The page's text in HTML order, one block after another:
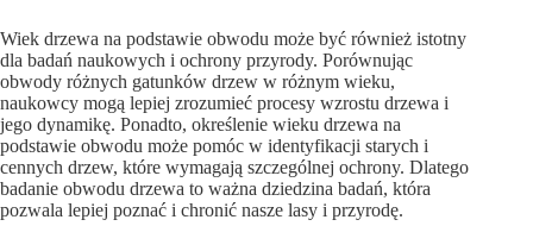
Wiek drzewa na podstawie obwodu może być również istotny
dla badań naukowych i ochrony przyrody. Porównując
obwody różnych gatunków drzew w różnym wieku,
naukowcy mogą lepiej zrozumieć procesy wzrostu drzewa i
jego dynamikę. Ponadto, określenie wieku drzewa na
podstawie obwodu może pomóc w identyfikacji starych i
cennych drzew, które wymagają szczególnej ochrony. Dlatego
badanie obwodu drzewa to ważna dziedzina badań, która
pozwala lepiej poznać i chronić nasze lasy i przyrodę.